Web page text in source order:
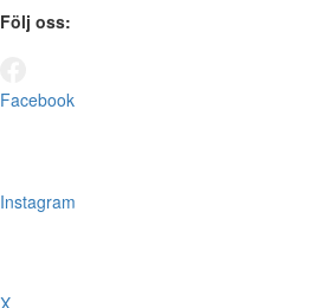
Följ oss:
Facebook
Instagram